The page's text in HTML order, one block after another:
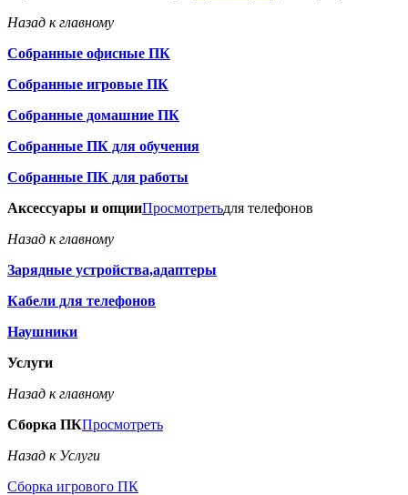
Назад к главному
Собранные офисные ПК
Собранные игровые ПК
Собранные домашние ПК
Собранные ПК для обучения
Собранные ПК для работы
Аксессуары и опцииПросмотретьдля телефонов
Назад к главному
Зарядные устройства,адаптеры
Кабели для телефонов
Наушники
Услуги
Назад к главному
Сборка ПКПросмотреть
Назад к Услуги
Сборка игрового ПК